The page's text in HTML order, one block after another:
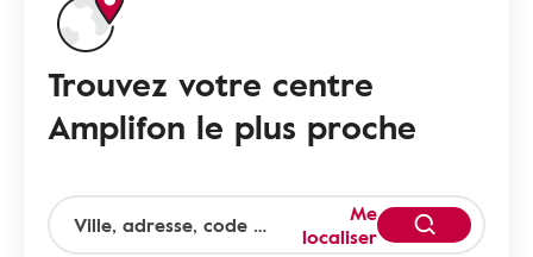
Trouvez votre centre
Amplifon le plus proche
Me
localiser